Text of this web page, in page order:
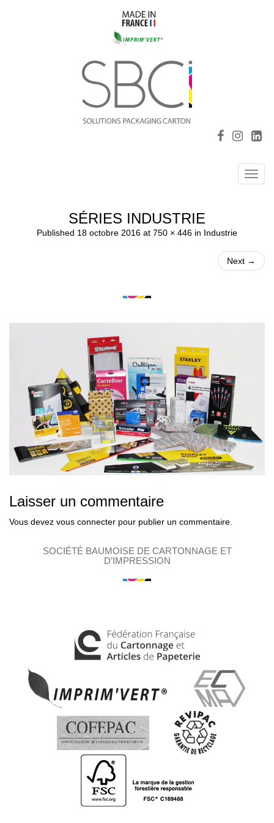
SÉRIES INDUSTRIE
Published 18 octobre 2016 at 750 × 446 in Industrie
Next →
Laisser un commentaire
Vous devez vous connecter pour publier un commentaire.
SOCIÉTÉ BAUMOISE DE CARTONNAGE ET
D’IMPRESSION